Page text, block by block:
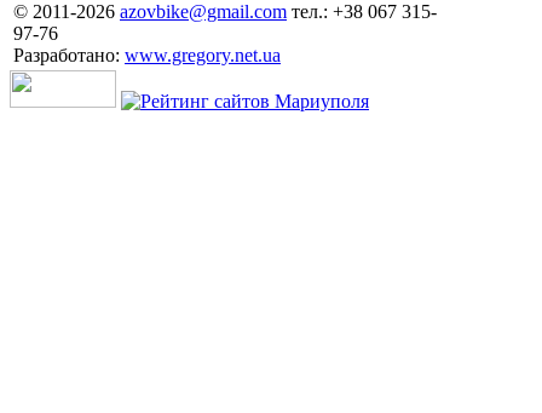
© 2011-2026 azovbike@gmail.com тел.: +38 067 315-
97-76
Разработано: www.gregory.net.ua